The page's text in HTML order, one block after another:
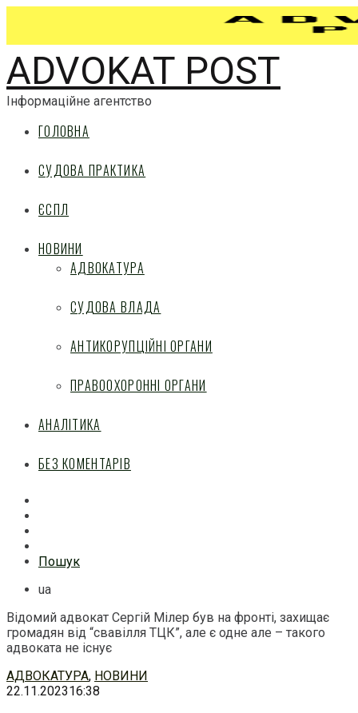
ADVOKAT POST
Інформаційне агентство
ГОЛОВНА
СУДОВА ПРАКТИКА
ЄСПЛ
НОВИНИ
АДВОКАТУРА
СУДОВА ВЛАДА
АНТИКОРУПЦІЙНІ ОРГАНИ
ПРАВООХОРОННІ ОРГАНИ
АНАЛІТИКА
БЕЗ КОМЕНТАРІВ
Пошук
ua
Відомий адвокат Сергій Мілер був на фронті, захищає
громадян від “свавілля ТЦК”, але є одне але – такого
адвоката не існує
Перейти
до
АДВОКАТУРА, НОВИНИ
22.11.202316:38